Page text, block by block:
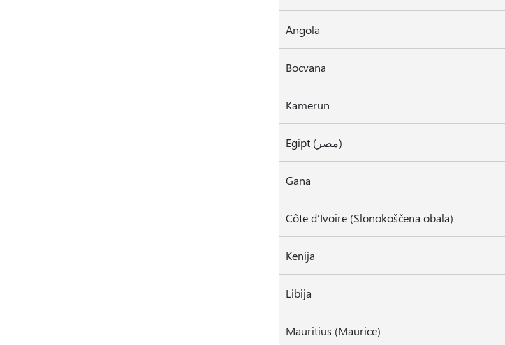
Angola
Bocvana
Kamerun
Egipt (مصر)
Gana
Côte d’Ivoire (Slonokoščena obala)
Kenija
Libija
Mauritius (Maurice)